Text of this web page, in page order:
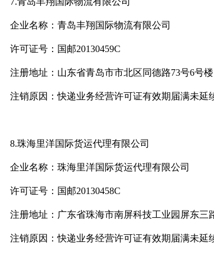
企业名称：青岛丰翔国际物流有限公司
许可证号：国邮20130459C
注册地址：山东省青岛市市北区同德路73号6号楼
注销原因：快递业务经营许可证有效期届满未延
8.珠海里洋国际货运代理有限公司
企业名称：珠海里洋国际货运代理有限公司
许可证号：国邮20130458C
注册地址：广东省珠海市南屏科技工业园屏东三
注销原因：快递业务经营许可证有效期届满未延